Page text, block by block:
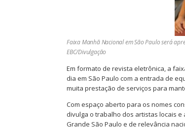
Faixa Manhã Nacional em São Paulo será
EBC/Divulgação
Em formato de revista eletrônica, a
dia em São Paulo com a entrada de
muita prestação de serviços para
Com espaço aberto para os nomes
divulga o trabalho dos artistas locais
Grande São Paulo e de relevância